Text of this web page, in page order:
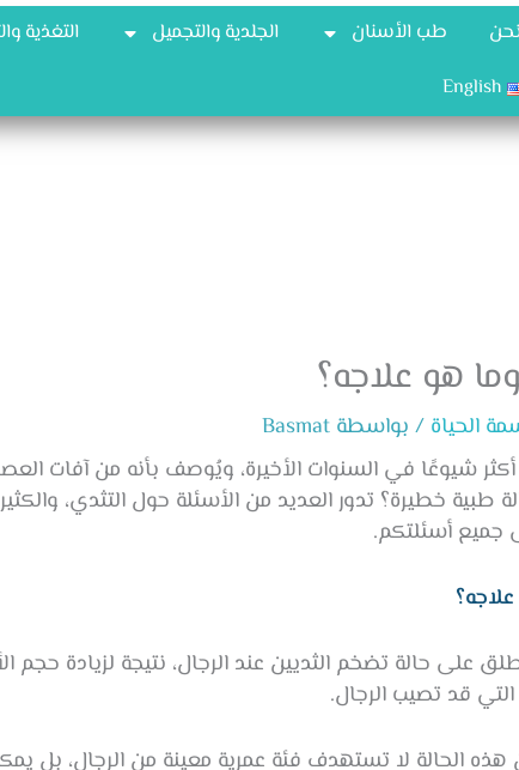
طب الأسنان الجلدية والتجميل التغذية
English
هو علاجه؟
الحياة / بواسطة Basmat
شيوعًا في السنوات الأخيرة، ويُوصف بأنه من آفات
خطيرة؟ تدور العديد من الأسئلة حول التثدي،
جميع أسئلتكم.
على حالة تضخم الثديين عند الرجال، نتيجة لزيادة حجم
التي قد تصيب الرجال.
الحالة لا تستهدف فئة عمرية معينة من الرجال، بل